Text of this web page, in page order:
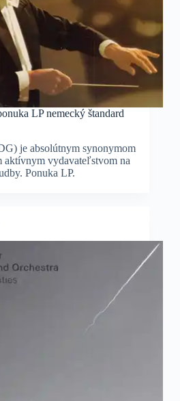
LP nemecký štandard
je absolútnym synonymom
aktívnym vydavateľstvom na
Ponuka LP.